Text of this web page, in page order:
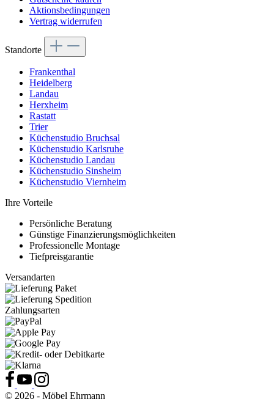
Aktionsbedingungen
Vertrag widerrufen
Standorte
Frankenthal
Heidelberg
Landau
Herxheim
Rastatt
Trier
Küchenstudio Bruchsal
Küchenstudio Karlsruhe
Küchenstudio Landau
Küchenstudio Sinsheim
Küchenstudio Viernheim
Ihre Vorteile
Persönliche Beratung
Günstige Finanzierungsmöglichkeiten
Professionelle Montage
Tiefpreisgarantie
Versandarten
Zahlungsarten
© 2026 - Möbel Ehrmann